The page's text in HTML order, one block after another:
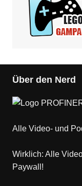
Über den Nerd
Alle Video- und
Wirklich: Alle
Paywall!